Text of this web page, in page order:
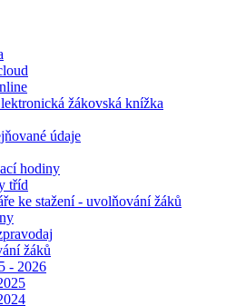
žákovská knížka
údaje
hodiny
tříd
ke stažení - uvolňování žáků
žáků
- 2026